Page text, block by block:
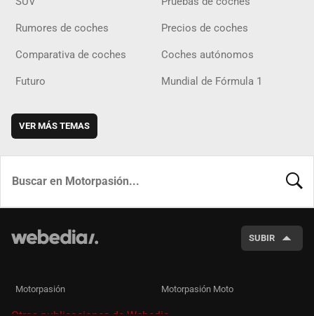
Rumores de coches Precios de coches
Comparativa de coches Coches autónomos
Futuro Mundial de Fórmula 1
VER MÁS TEMAS
SUBIR
Motorpasión Motorpasión Moto